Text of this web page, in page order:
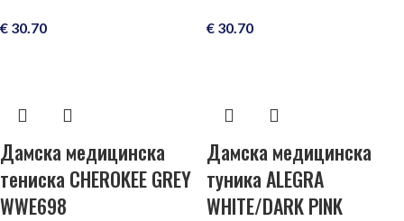
€ 30.70 € 30.70
Дамска медицинска
тениска CHEROKEE GREY
WWE698
Дамска медицинска
туника ALEGRA
WHITE/DARK PINK